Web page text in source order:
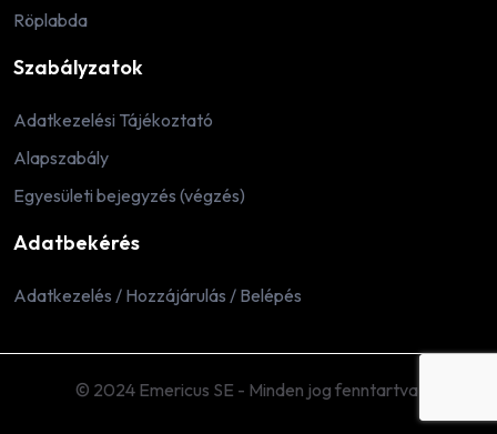
Röplabda
Szabályzatok
Adatkezelési Tájékoztató
Alapszabály
Egyesületi bejegyzés (végzés)
Adatbekérés
Adatkezelés / Hozzájárulás / Belépés
© 2024 Emericus SE - Minden jog fenntartva.